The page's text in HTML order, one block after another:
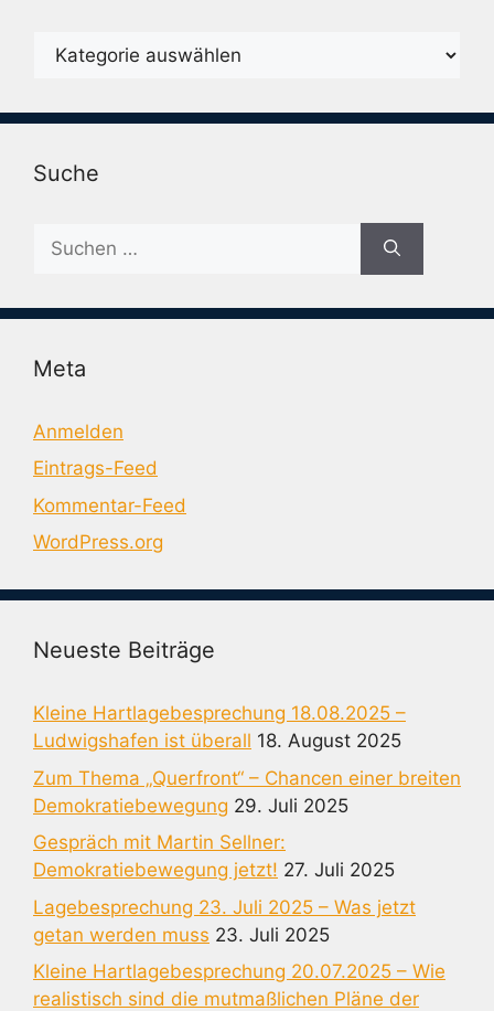
Karegorien
Suche
nach:
Meta
Anmelden
Eintrags-Feed
Kommentar-Feed
WordPress.org
Neueste Beiträge
Kleine Hartlagebesprechung 18.08.2025 –
Ludwigshafen ist überall 18. August 2025
Zum Thema „Querfront“ – Chancen einer breiten
Demokratiebewegung 29. Juli 2025
Gespräch mit Martin Sellner:
Demokratiebewegung jetzt! 27. Juli 2025
Lagebesprechung 23. Juli 2025 – Was jetzt
getan werden muss 23. Juli 2025
Kleine Hartlagebesprechung 20.07.2025 – Wie
realistisch sind die mutmaßlichen Pläne der